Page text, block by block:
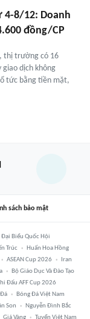
4-8/12: Doanh
đồng/CP
thị trường có 16
giao dịch không
tức bằng tiền mặt,
sách bảo mật
Đại Biểu Quốc Hội
Trúc
Huấn Hoa Hồng
ASEAN Cup 2026
Iran
Bộ Giáo Dục Và Đào Tạo
Đấu AFF Cup 2026
Bóng Đá Việt Nam
Son
Nguyễn Đình Bắc
Giá Vàng Tuyển Việt Nam